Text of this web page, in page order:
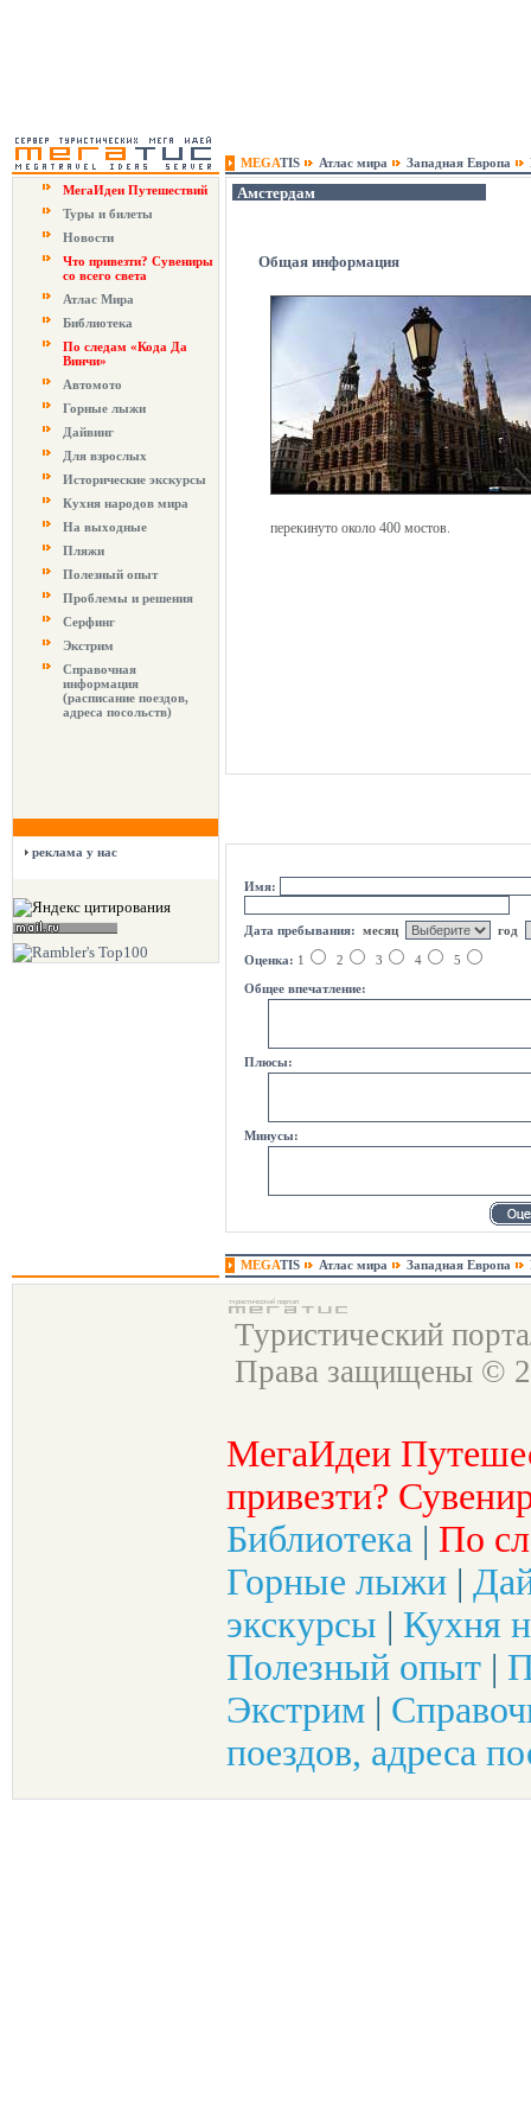
MEGATIS Атлас мира Западная Европа
МегаИдеи Путешествий
Туры и билеты
Новости
Что привезти? Сувениры
со всего света
Атлас Мира
Библиотека
По следам «Кода Да
Винчи»
Автомото
Горные лыжи
Дайвинг
Для взрослых
Исторические экскурсы
Кухня народов мира
На выходные
Пляжи
Полезный опыт
Проблемы и решения
Серфинг
Экстрим
Справочная
информация
(расписание поездов,
адреса посольств)
реклама у нас
Амстердам
Общая информация
перекинуто около 400 мостов.
Имя:
Дата пребывания: месяц год
Оценка: 1 2 3 4
5
Общее впечатление:
Плюсы:
Минусы:
MEGATIS Атлас мира Западная Европа
Туристический
Права защищены ©
МегаИдеи
привезти?
Библиотека | По
Горные лыжи |
экскурсы | Кухня
Полезный опыт |
Экстрим |
поездов, адреса